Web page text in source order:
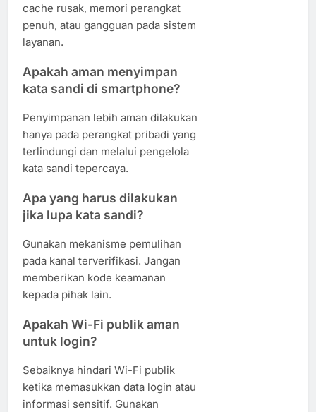
cache rusak, memori perangkat
penuh, atau gangguan pada sistem
layanan.
Apakah aman menyimpan
kata sandi di smartphone?
Penyimpanan lebih aman dilakukan
hanya pada perangkat pribadi yang
terlindungi dan melalui pengelola
kata sandi tepercaya.
Apa yang harus dilakukan
jika lupa kata sandi?
Gunakan mekanisme pemulihan
pada kanal terverifikasi. Jangan
memberikan kode keamanan
kepada pihak lain.
Apakah Wi-Fi publik aman
untuk login?
Sebaiknya hindari Wi-Fi publik
ketika memasukkan data login atau
informasi sensitif. Gunakan